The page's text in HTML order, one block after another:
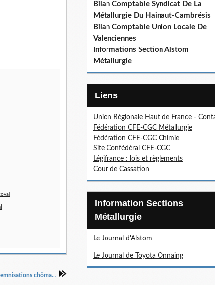
Parisot contre une baisse des indemnisations chômage des cadres
Bilan Comptable Syndicat De La
Métallurgie Du Hainaut-Cambrésis
Bilan Comptable Union Locale De
Valenciennes
Informations Section Alstom
Métallurgie
Liens
Union Régionale Haut de France -
Fédération CFE-CGC Métallurgie
Fédération CFE-CGC Chimie
Site Confédéral CFE-CGC
Légifrance : lois et règlements
Cour de Cassation
Information Sections
Métallurgie
Le Journal d'Alstom
Le Journal de Toyota Onnaing